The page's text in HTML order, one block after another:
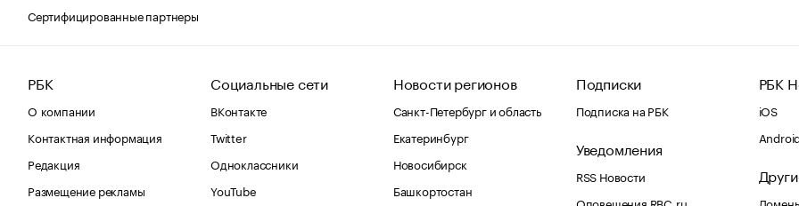
Сертифицированные партнеры
РБК
О компании
Контактная информация
Редакция
Размещение рекламы
Социальные сети
ВКонтакте
Twitter
Одноклассники
YouTube
Новости регионов
Санкт-Петербург и область
Екатеринбург
Новосибирск
Башкортостан
Подписки
Подписка на РБК
Уведомления
RSS Новости
Оповещения RBC.ru
РБК
iOS